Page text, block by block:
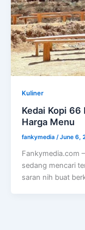
Kuliner
Kedai Kopi 66
Harga Menu
fankymedia /June 6,
Fankymedia.com
sedang mencari
saran nih buat